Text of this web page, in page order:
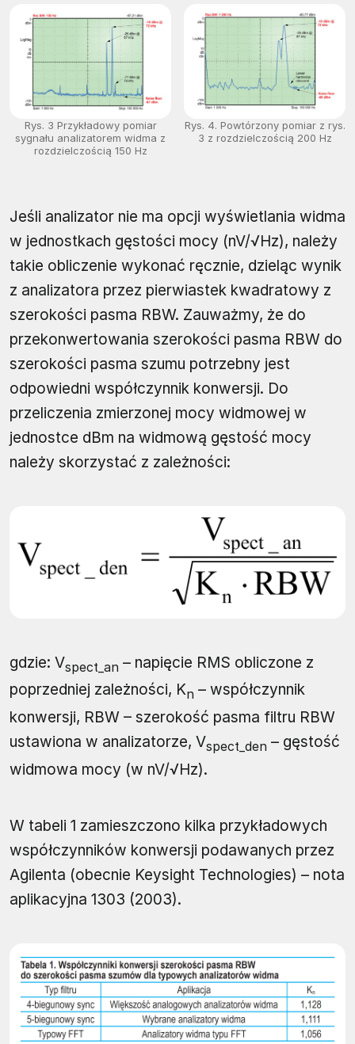
Rys. 3 Przykładowy pomiar
sygnału analizatorem widma z
rozdzielczością 150 Hz
Rys. 4. Powtórzony pomiar z rys.
3 z rozdzielczością 200 Hz
Jeśli analizator nie ma opcji wyświetlania widma
w jednostkach gęstości mocy (nV/√Hz), należy
takie obliczenie wykonać ręcznie, dzieląc wynik
z analizatora przez pierwiastek kwadratowy z
szerokości pasma RBW. Zauważmy, że do
przekonwertowania szerokości pasma RBW do
szerokości pasma szumu potrzebny jest
odpowiedni współczynnik konwersji. Do
przeliczenia zmierzonej mocy widmowej w
jednostce dBm na widmową gęstość mocy
należy skorzystać z zależności:
gdzie: Vspect_an – napięcie RMS obliczone z
poprzedniej zależności, Kn – współczynnik
konwersji, RBW – szerokość pasma filtru RBW
ustawiona w analizatorze, Vspect_den – gęstość
widmowa mocy (w nV/√Hz).
W tabeli 1 zamieszczono kilka przykładowych
współczynników konwersji podawanych przez
Agilenta (obecnie Keysight Technologies) – nota
aplikacyjna 1303 (2003).